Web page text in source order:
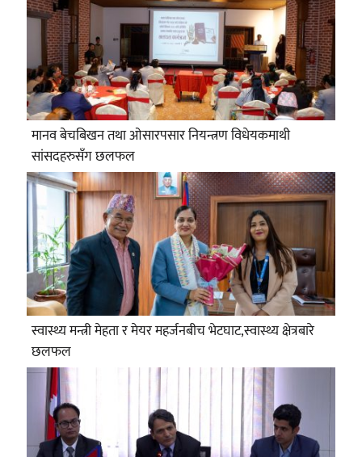
मानव बेचबिखन तथा ओसारपसार नियन्त्रण विधेयकमाथी
सांसदहरुसँग छलफल
स्वास्थ्य मन्त्री मेहता र मेयर महर्जनबीच भेटघाट,स्वास्थ्य क्षेत्रबारे
छलफल